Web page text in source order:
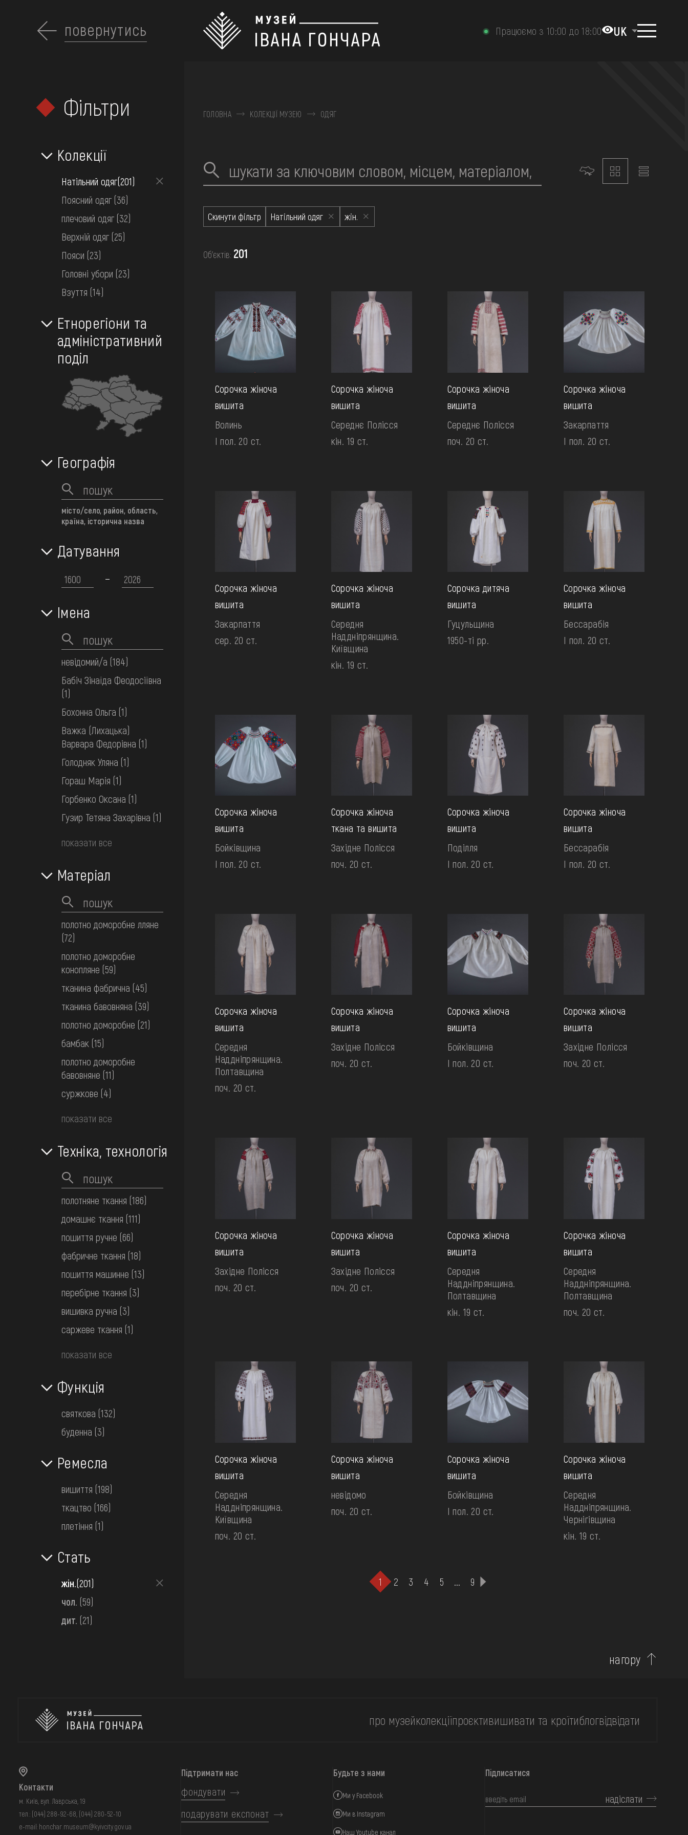
Працюємо з 10:00 до 18:00 UK
ПРО МУЗЕЙ
КОЛЕКЦІЇ
ВИСТАВКИ ТА ПОДІЇ
МЕДІА
ВІДВІДАТИ
ПОСЛУГИ
ГОЛОВНА КОЛЕКЦІЇ МУЗЕЮ ОДЯГ
Скинути фільтр Натільний одяг жін.
Об’єктів: 201
Сорочка жіноча
вишита
Волинь
І пол. 20 ст.
Сорочка жіноча
вишита
Середнє Полісся
кін. 19 ст.
Сорочка жіноча
вишита
Середнє Полісся
поч. 20 ст.
Сорочка жіноча
вишита
Закарпаття
І пол. 20 ст.
Сорочка жіноча
вишита
Закарпаття
сер. 20 ст.
Сорочка жіноча
вишита
Середня
Наддніпрянщина.
Київщина
кін. 19 ст.
Сорочка дитяча
вишита
Гуцульщина
1950-ті рр.
Сорочка жіноча
вишита
Бессарабія
І пол. 20 ст.
Сорочка жіноча
вишита
Бойківщина
І пол. 20 ст.
Сорочка жіноча
ткана та вишита
Західне Полісся
поч. 20 ст.
Сорочка жіноча
вишита
Поділля
І пол. 20 ст.
Сорочка жіноча
вишита
Бессарабія
І пол. 20 ст.
Сорочка жіноча
вишита
Середня
Наддніпрянщина.
Полтавщина
поч. 20 ст.
Сорочка жіноча
вишита
Західне Полісся
поч. 20 ст.
Сорочка жіноча
вишита
Бойківщина
І пол. 20 ст.
Сорочка жіноча
вишита
Західне Полісся
поч. 20 ст.
Сорочка жіноча
вишита
Західне Полісся
поч. 20 ст.
Сорочка жіноча
вишита
Західне Полісся
поч. 20 ст.
Сорочка жіноча
вишита
Середня
Наддніпрянщина.
Полтавщина
кін. 19 ст.
Сорочка жіноча
вишита
Середня
Наддніпрянщина.
Полтавщина
поч. 20 ст.
Сорочка жіноча
вишита
Середня
Наддніпрянщина.
Київщина
поч. 20 ст.
Сорочка жіноча
вишита
невідомо
поч. 20 ст.
Сорочка жіноча
вишита
Бойківщина
І пол. 20 ст.
Сорочка жіноча
вишита
Середня
Наддніпрянщина.
Чернігівщина
кін. 19 ст.
1 2 3 4 5 9
повернутись
Фільтри
Колекції
Натільний одяг(201)
Поясний одяг (36)
плечовий одяг (32)
Верхній одяг (25)
Пояси (23)
Головні убори (23)
Взуття (14)
Етнорегіони та
адміністративний
поділ
Географія
місто/село, район, область,
країна, історична назва
Датування
Імена
невідомий/а (184)
Бабіч Зінаїда Феодосіївна
(1)
Бохонна Ольга (1)
Важка (Лихацька)
Варвара Федорівна (1)
Голодняк Уляна (1)
Гораш Марія (1)
Горбенко Оксана (1)
Гузир Тетяна Захарівна (1)
показати все
Матеріал
полотно доморобне лляне
(72)
полотно доморобне
конопляне (59)
тканина фабрична (45)
тканина бавовняна (39)
полотно доморобне (21)
бамбак (15)
полотно доморобне
бавовняне (11)
суржкове (4)
показати все
Техніка, технологія
полотняне ткання (186)
домашнє ткання (111)
пошиття ручне (66)
фабричне ткання (18)
пошиття машинне (13)
перебірне ткання (3)
вишивка ручна (3)
саржеве ткання (1)
показати все
Функція
святкова (132)
буденна (3)
Ремесла
вишиття (198)
ткацтво (166)
плетіння (1)
Стать
чол. (59)
жін.(201)
дит. (21)
нагору
про музейколекціїпроєктивишивати та кроїтиблогвідвідати
Контакти
м. Київ, вул. Лаврська, 19
тел.: (044) 288-92-68 (044) 280-52-10
e-mail: honchar.museum@kyivcity.gov.ua
Підтримати нас
фондувати
подарувати експонат
Будьте з нами
Ми у Facebook
Ми в Instagram
Наш Youtube канал
Підписатися
надіслати